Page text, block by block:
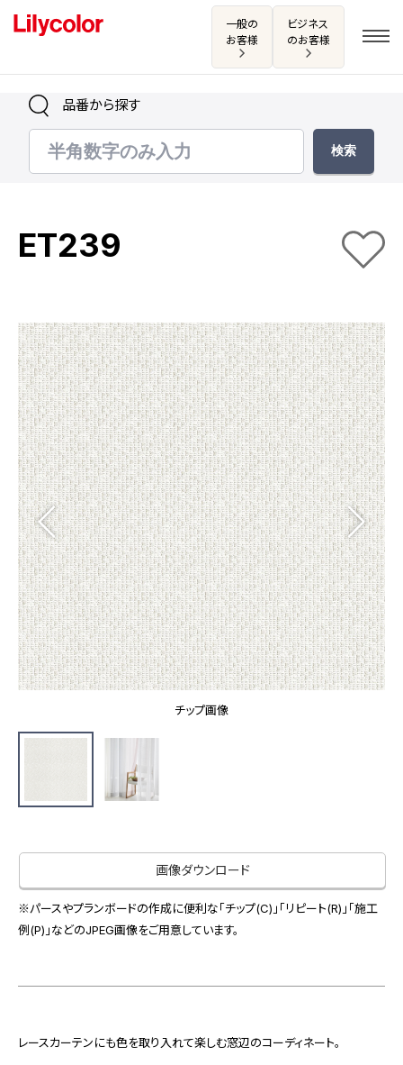
一般の
お客様
ビジネス
のお客様
ログイン・新規会員登録
お気に入り
商品を探す
商品を探す トップ
壁紙
カーテン
床材
ブランド・コレクション
Lilycolor Coordinate 着せ替えシミュレーション
カタログ一覧
カタログ一覧 トップ
壁紙
カーテン
床材
サステナブル商品
ノンワックス床タイル
壁紙機能性ガイド
施工事例
施工事例 トップ
医療・福祉施設
ホテル・オフィス・店舗
モデルハウス
新築戸建・マンション
#リリカラのある暮らし
リリカラノート
ショールーム
ショールーム トップ
東京ショールーム
大阪ショールーム
お客様サポート
お客様サポート トップ
画像ダウンロード
お役立ち資料
サンプル・カタログ請求／お問い合わせ（ビジネスのお客様）
非住宅案件に関するお問い合わせ
スペースソリューション事業
オフィスソリューション事業
会社情報
品番から探す
ET239
チップ画像
画像ダウンロード
※パースやプランボードの作成に便利な「チップ(C)」「リピート(R)」「施工
例(P)」などのJPEG画像をご用意しています。
レースカーテンにも色を取り入れて楽しむ窓辺のコーディネート。